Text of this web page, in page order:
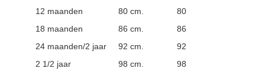
12 maanden
80 cm.
80
18 maanden
86 cm.
86
24 maanden/2 jaar
92 cm.
92
2 1/2 jaar
98 cm. 98